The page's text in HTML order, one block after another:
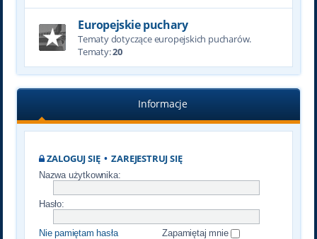
Europejskie puchary
Tematy dotyczące europejskich pucharów.
Tematy:20
Informacje
ZALOGUJ SIĘ•ZAREJESTRUJ SIĘ
Nazwa użytkownika:
Hasło:
Nie pamiętam hasła Zapamiętaj mnie